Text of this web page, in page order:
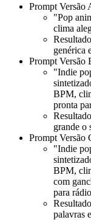
Prompt Versão
"Pop
clima
genérica
Prompt Versão
"Indie
BPM,
pronta
grande o
Prompt Versão
"Indie
BPM,
com
para
palavras